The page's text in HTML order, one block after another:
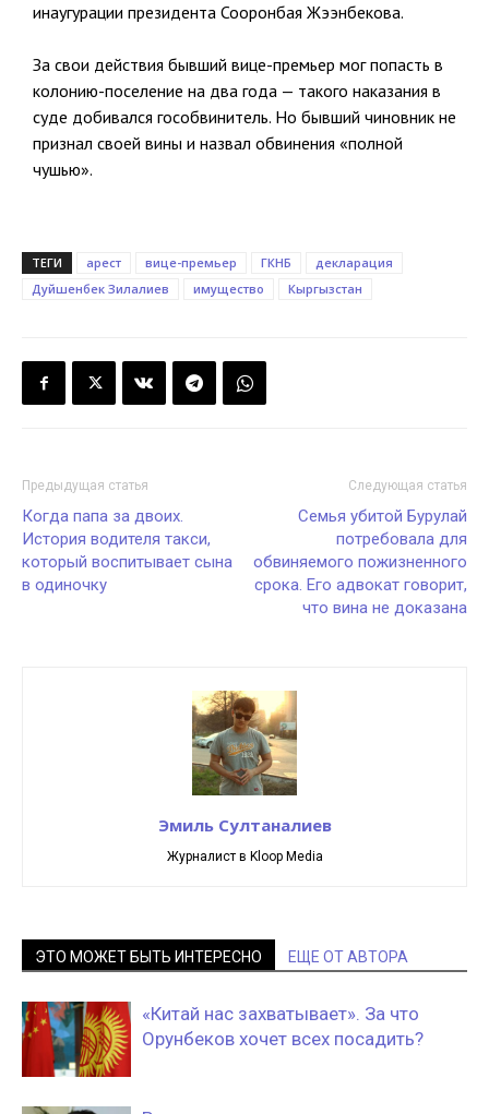
инаугурации президента Сооронбая Жээнбекова.
За свои действия бывший вице-премьер мог попасть в
колонию-поселение на два года — такого наказания в
суде добивался гособвинитель. Но бывший чиновник не
признал своей вины и назвал обвинения «полной
чушью».
ТЕГИ арест вице-премьер ГКНБ
декларация
Дуйшенбек Зилалиев
имущество Кыргызстан
Предыдущая статья
Когда папа за двоих.
История водителя такси,
который воспитывает сына
в одиночку
Следующая статья
Семья убитой Бурулай
потребовала для
обвиняемого пожизненного
срока. Его адвокат говорит,
что вина не доказана
Эмиль Султаналиев
Журналист в Kloop Media
ЭТО МОЖЕТ БЫТЬ ИНТЕРЕСНО ЕЩЕ ОТ АВТОРА
«Китай нас захватывает». За что
Орунбеков хочет всех посадить?